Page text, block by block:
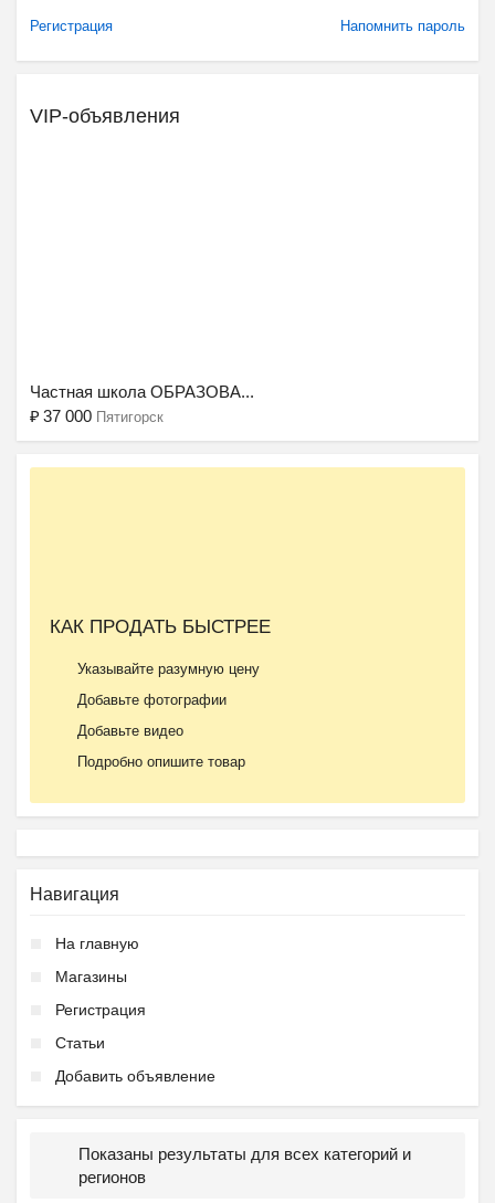
Регистрация Напомнить пароль
VIP-объявления
Частная школа ОБРАЗОВА...
₽ 37 000 Пятигорск
КАК ПРОДАТЬ БЫСТРЕЕ
Указывайте разумную цену
Добавьте фотографии
Добавьте видео
Подробно опишите товар
Навигация
На главную
Магазины
Регистрация
Статьи
Добавить объявление
Показаны результаты для всех категорий и
регионов